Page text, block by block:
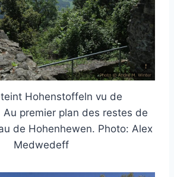
Hohenstoffeln vu de
Au premier plan des restes de
de Hohenhewen. Photo: Alex
Medwedeff